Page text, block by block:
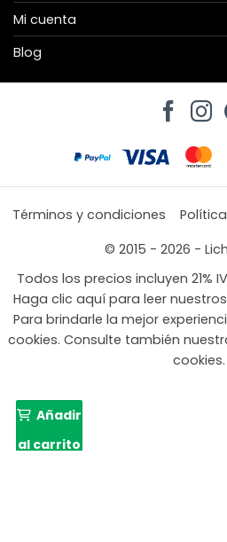
Mi cuenta
Blog
Términos y condiciones
© 2015 - 2026 -
Todos los precios incluyen 21%
Haga clic aquí para leer
Para brindarle la mejor
cookies. Consulte también
cookies.
Añadir
al carrito